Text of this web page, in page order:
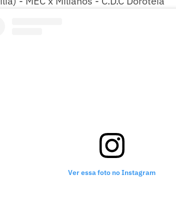
Ver essa foto no Instagram